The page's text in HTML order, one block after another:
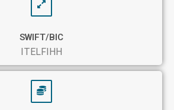
SWIFT/BIC
ITELFIHH